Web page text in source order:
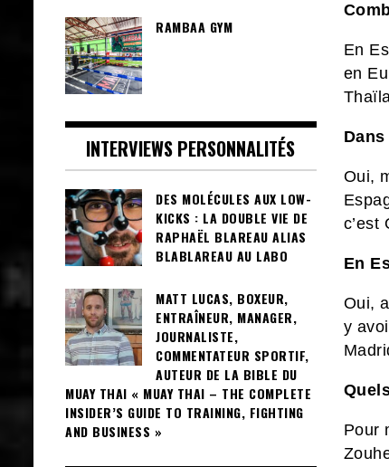
En
en
Oui,
c’est
En
Oui,
y
Pour
RAMBAA GYM
INTERVIEWS PERSONNALITÉS
DES MOLÉCULES AUX LOW-
KICKS : LA DOUBLE VIE DE
RAPHAËL BLAREAU ALIAS
BLABLAREAU AU LABO
MATT LUCAS, BOXEUR,
ENTRAÎNEUR, MANAGER,
JOURNALISTE,
COMMENTATEUR SPORTIF,
AUTEUR DE LA BIBLE DU
MUAY THAI « MUAY THAI – THE COMPLETE
INSIDER’S GUIDE TO TRAINING, FIGHTING
AND BUSINESS »